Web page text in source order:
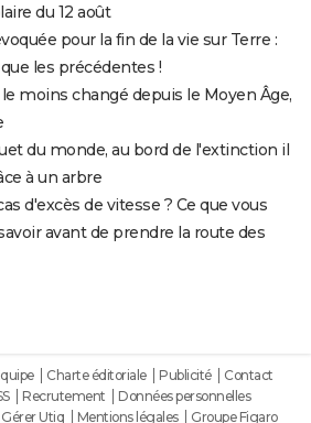
du 12 août
pour la fin de la vie sur Terre :
les précédentes !
moins changé depuis le Moyen Âge,
du monde, au bord de l'extinction il
à un arbre
d'excès de vitesse ? Ce que vous
avant de prendre la route des
Charte éditoriale Publicité
Contact
Recrutement
Données personnelles
Gérer Utiq Mentions légales Groupe Figaro